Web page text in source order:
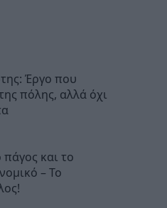
Έργο που
πόλης, αλλά όχι
και το
– Το